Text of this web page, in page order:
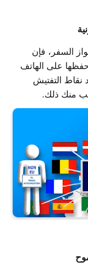
السفر، فإن
على الهاتف
نقاط التفتيش
منك ذلك.